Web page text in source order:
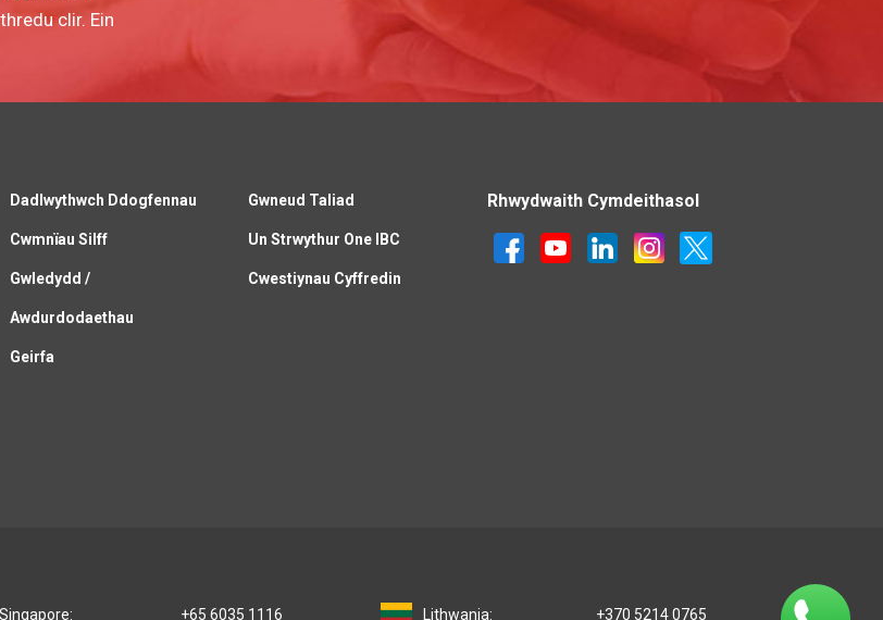
clir. Ein
Dadlwythwch Ddogfennau
Cwmnïau Silff
Gwledydd /
Awdurdodaethau
Geirfa
Gwneud Taliad
Un Strwythur One IBC
Cwestiynau Cyffredin
Rhwydwaith Cymdeithasol
Singapore: +65 6035 1116 Lithwania: +370 5214 0765